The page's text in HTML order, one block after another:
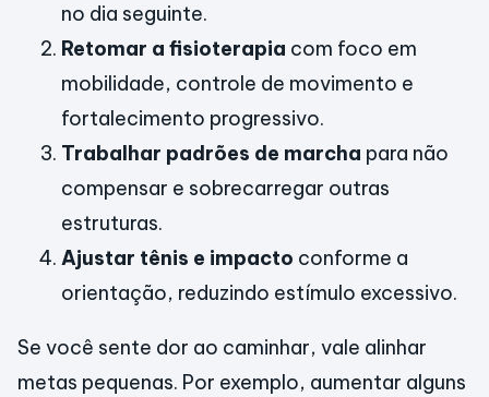
no dia seguinte.
Retomar a fisioterapia com foco em
mobilidade, controle de movimento e
fortalecimento progressivo.
Trabalhar padrões de marcha para não
compensar e sobrecarregar outras
estruturas.
Ajustar tênis e impacto conforme a
orientação, reduzindo estímulo excessivo.
Se você sente dor ao caminhar, vale alinhar
metas pequenas. Por exemplo, aumentar alguns